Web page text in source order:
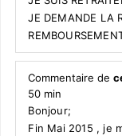
JE DEMANDE LA
Commentaire de
50 min
Bonjour;
Fin Mai 2015 , je